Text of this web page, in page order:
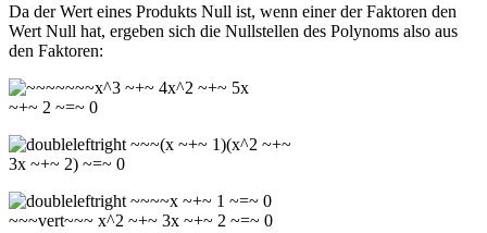
Da der Wert eines Produkts Null ist, wenn einer der Faktoren den
Wert Null hat, ergeben sich die Nullstellen des Polynoms also aus
den Faktoren: